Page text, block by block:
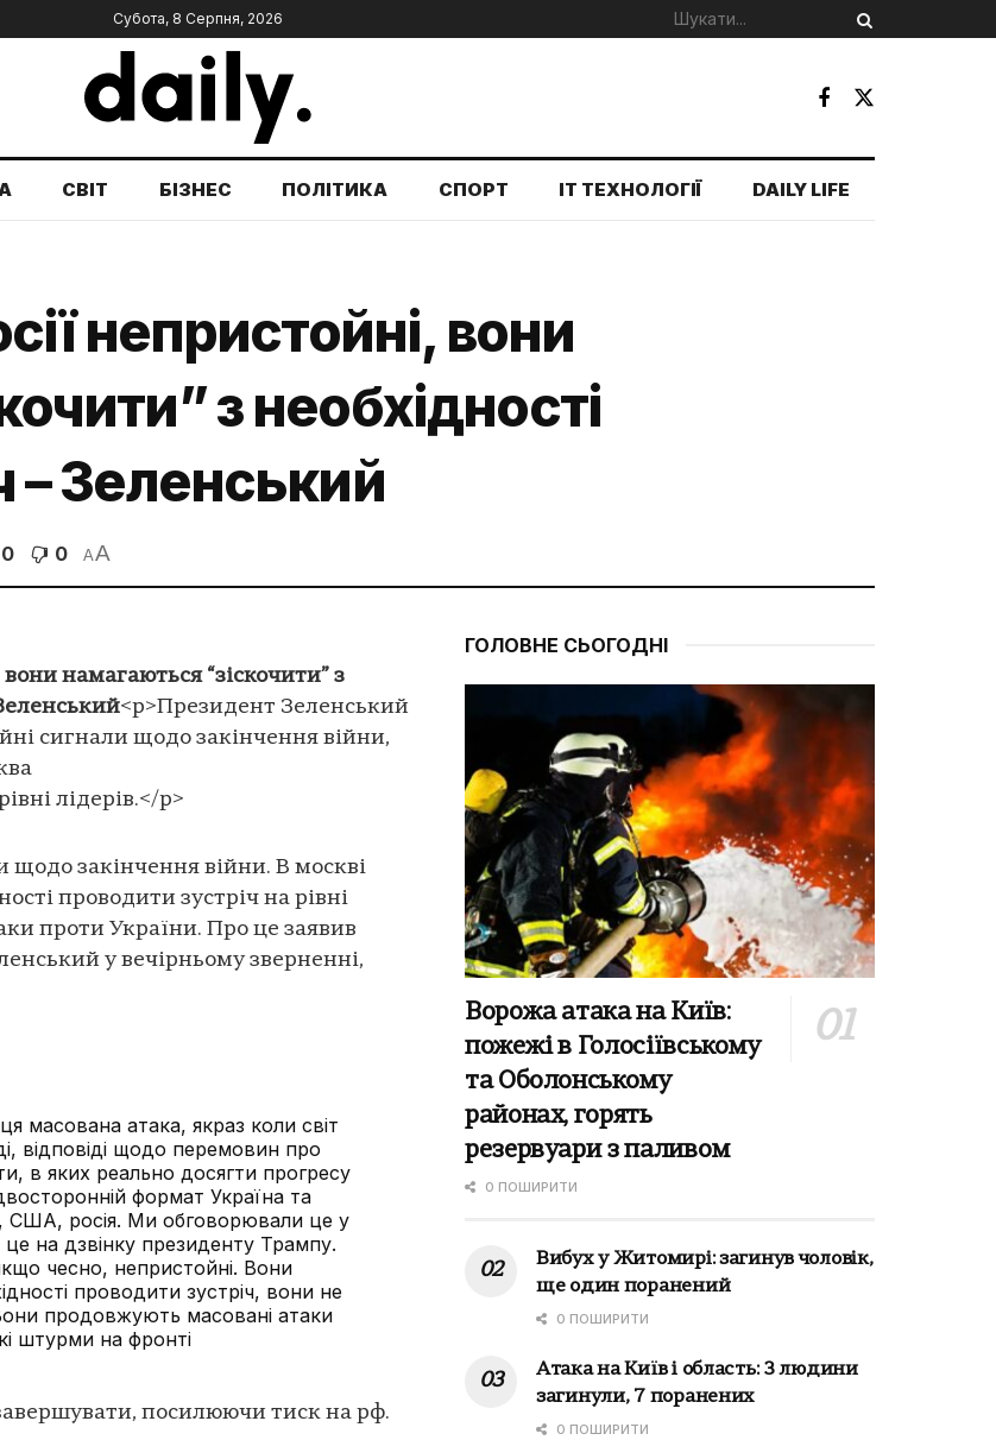
Субота, 8 Серпня, 2026
СВІТ БІЗНЕС ПОЛІТИКА СПОРТ IT ТЕХНОЛОГІЇ DAILY LIFE
непристойні, вони
з необхідності
– Зеленський
0 0 AA
намагаються “зіскочити” з
<p>Президент Зеленський
сигнали щодо закінчення війни,
лідерів.</p>
щодо закінчення війни. В москві
проводити зустріч на рівні
проти України. Про це заявив
у вечірньому зверненні,
масована атака, якраз коли світ
відповіді щодо перемовин про
в яких реально досягти прогресу
формат Україна та
США, росія. Ми обговорювали це у
на дзвінку президенту Трампу.
чесно, непристойні. Вони
проводити зустріч, вони не
продовжують масовані атаки
штурми на фронті
посилюючи тиск на рф.
ГОЛОВНЕ СЬОГОДНІ
Ворожа атака на Київ:
пожежі в Голосіївському
та Оболонському
районах, горять
резервуари з паливом
0 ПОШИРИТИ
Вибух у Житомирі: загинув чоловік,
ще один поранений
0 ПОШИРИТИ
Атака на Київ і область: 3 людини
загинули, 7 поранених
0 ПОШИРИТИ